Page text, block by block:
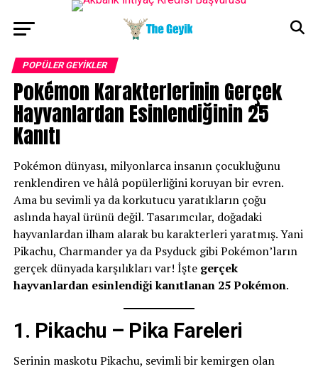
POPÜLER GEYİKLER
Pokémon Karakterlerinin Gerçek
Hayvanlardan Esinlendiğinin 25
Kanıtı
Pokémon dünyası, milyonlarca insanın çocukluğunu
renklendiren ve hâlâ popülerliğini koruyan bir evren.
Ama bu sevimli ya da korkutucu yaratıkların çoğu
aslında hayal ürünü değil. Tasarımcılar, doğadaki
hayvanlardan ilham alarak bu karakterleri yaratmış. Yani
Pikachu, Charmander ya da Psyduck gibi Pokémon’ların
gerçek dünyada karşılıkları var! İşte gerçek
hayvanlardan esinlendiği kanıtlanan 25 Pokémon.
1. Pikachu – Pika Fareleri
Serinin maskotu Pikachu, sevimli bir kemirgen olan